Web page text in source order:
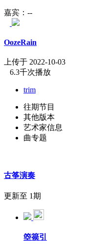
嘉宾：--
OozeRain
上传于 2022-10-03
6.3千次播放
trim
往期节目
其他版本
艺术家信息
曲专题
古筝演奏
更新至 1期
箜篌引